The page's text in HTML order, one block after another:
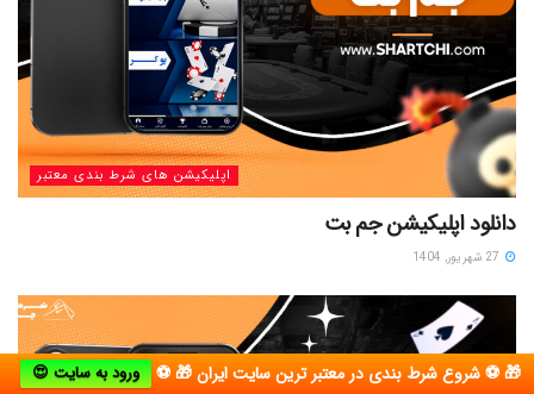
اپلیکیشن های شرط بندی معتبر
دانلود اپلیکیشن جم بت
🎁 ⚽ شروع شرط بندی در معتبر ترین سایت ایران 🎁 ⚽ ورود به سایت 😍